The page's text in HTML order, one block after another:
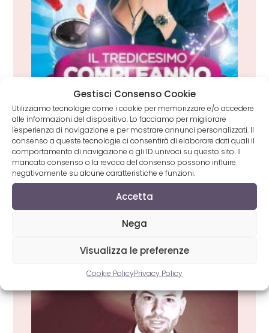
Gestisci Consenso Cookie
Utilizziamo tecnologie come i cookie per memorizzare e/o accedere
alle informazioni del dispositivo. Lo facciamo per migliorare
l'esperienza di navigazione e per mostrare annunci personalizzati. Il
consenso a queste tecnologie ci consentirà di elaborare dati quali il
comportamento di navigazione o gli ID univoci su questo sito. Il
mancato consenso o la revoca del consenso possono influire
negativamente su alcune caratteristiche e funzioni.
Accetta
Nega
Visualizza le preferenze
Cookie PolicyPrivacy Policy
Il 13° compleanno di Matteo Milazzo, il
piccolo cantante neomelodico